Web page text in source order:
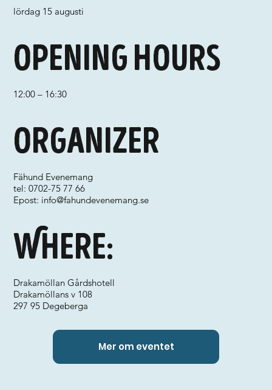
lördag 15 augusti
Where:
Organizer
Fähund Evenemang
tel: 0702-75 77 66
Epost: info@fahundevenemang.se
Drakamöllan Gårdshotell
Drakamöllans v 108
297 95 Degeberga
Opening hours
12:00 – 16:30
Mer om eventet